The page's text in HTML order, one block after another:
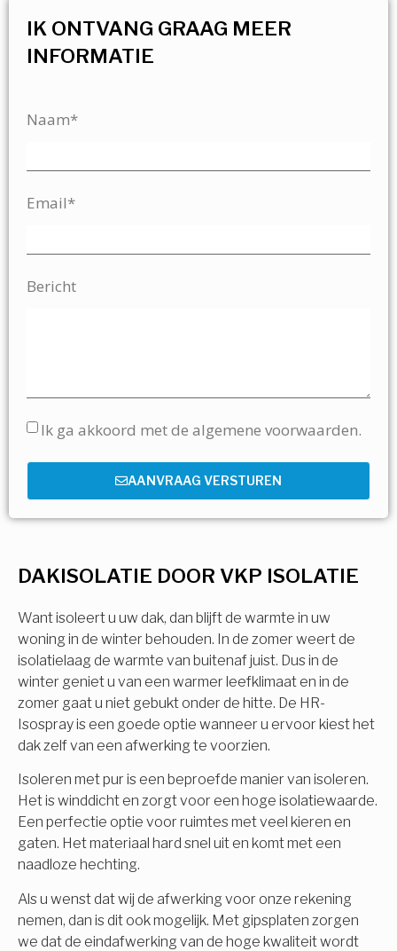
DAKISOLATIE DOOR VKP ISOLATIE
Want isoleert u uw dak, dan blijft de warmte in uw
woning in de winter behouden. In de zomer weert de
isolatielaag de warmte van buitenaf juist. Dus in de
winter geniet u van een warmer leefklimaat en in de
zomer gaat u niet gebukt onder de hitte. De HR-
Isospray is een goede optie wanneer u ervoor kiest het
dak zelf van een afwerking te voorzien.
Isoleren met pur is een beproefde manier van isoleren.
Het is winddicht en zorgt voor een hoge isolatiewaarde.
Een perfectie optie voor ruimtes met veel kieren en
gaten. Het materiaal hard snel uit en komt met een
naadloze hechting.
Als u wenst dat wij de afwerking voor onze rekening
nemen, dan is dit ook mogelijk. Met gipsplaten zorgen
we dat de eindafwerking van de hoge kwaliteit wordt
IK ONTVANG GRAAG MEER
INFORMATIE
Naam*
Email*
Bericht
Ik ga akkoord met de algemene voorwaarden.
AANVRAAG VERSTUREN